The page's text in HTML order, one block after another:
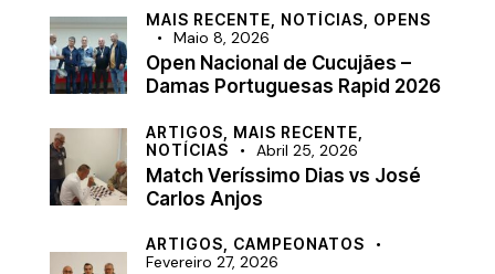
MAIS RECENTE, NOTÍCIAS, OPENS
Maio 8, 2026
Open Nacional de Cucujães –
Damas Portuguesas Rapid 2026
ARTIGOS, MAIS RECENTE,
NOTÍCIAS
Abril 25, 2026
Match Veríssimo Dias vs José
Carlos Anjos
ARTIGOS, CAMPEONATOS
Fevereiro 27, 2026